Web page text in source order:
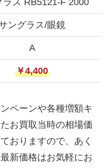
ングラス/眼鏡
A
￥4,400
ペーンや各種増額キ
お買取当時の相場価
おりますので、あく
新価格はお気軽にお